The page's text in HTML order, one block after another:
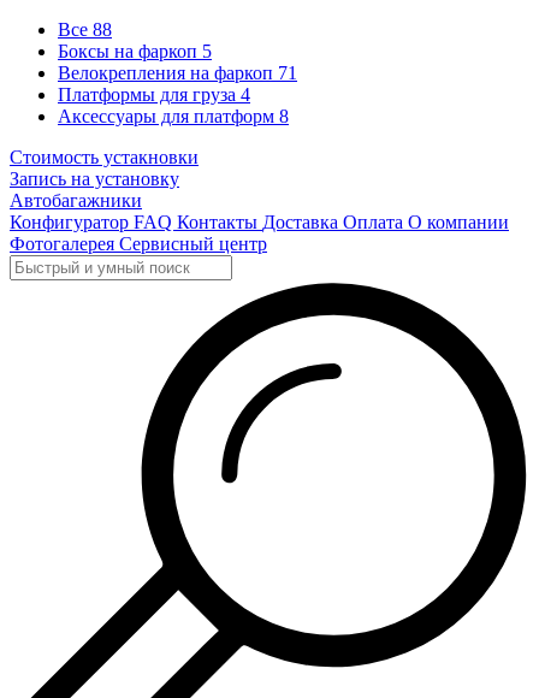
Все 88
Боксы на фаркоп 5
Велокрепления на фаркоп 71
Платформы для груза 4
Аксессуары для платформ 8
Стоимость устакновки
Запись на установку
Автобагажники
Конфигуратор FAQ Контакты Доставка Оплата О компании
Фотогалерея Сервисный центр